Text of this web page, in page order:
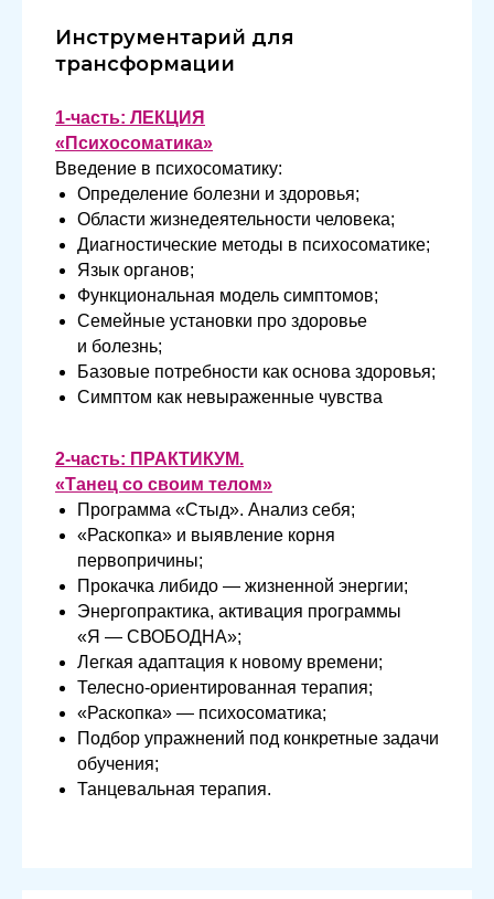
Инструментарий для
трансформации
1-часть: ЛЕКЦИЯ
«Психосоматика»
Введение в психосоматику:
Определение болезни и здоровья;
Области жизнедеятельности человека;
Диагностические методы в психосоматике;
Язык органов;
Функциональная модель симптомов;
Семейные установки про здоровье
и болезнь;
Базовые потребности как основа здоровья;
Симптом как невыраженные чувства
2-часть: ПРАКТИКУМ.
«Танец со своим телом»
Программа «Стыд». Анализ себя;
«Раскопка» и выявление корня
первопричины;
Прокачка либидо — жизненной энергии;
Энергопрактика, активация программы
«Я — СВОБОДНА»;
Легкая адаптация к новому времени;
Телесно-ориентированная терапия;
«Раскопка» — психосоматика;
Подбор упражнений под конкретные задачи
обучения;
Танцевальная терапия.